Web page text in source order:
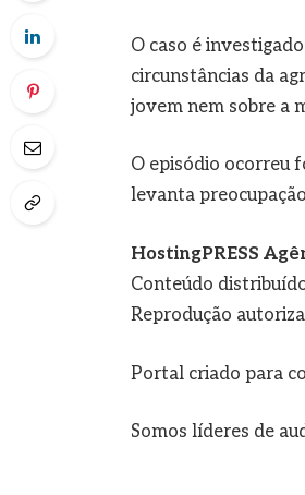
O caso é
circunstâncias da
jovem nem sobre a
O episódio ocorreu
levanta
HostingPRESS
Conteúdo
Reprodução
Portal criado para
Somos líderes de